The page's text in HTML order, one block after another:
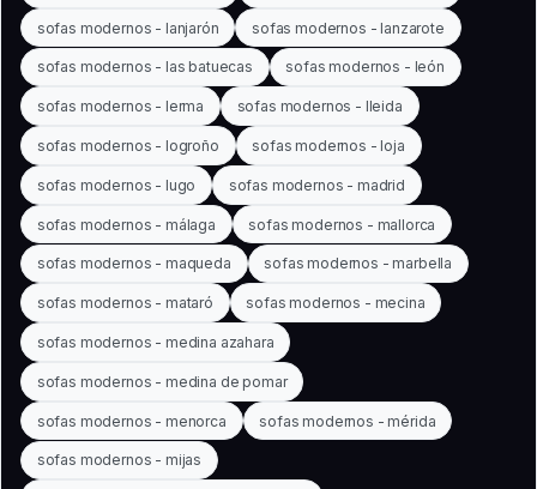
sofas modernos - lanjarón sofas modernos - lanzarote
sofas modernos - las batuecas sofas modernos - león
sofas modernos - lerma sofas modernos - lleida
sofas modernos - logroño sofas modernos - loja
sofas modernos - lugo sofas modernos - madrid
sofas modernos - málaga sofas modernos - mallorca
sofas modernos - maqueda sofas modernos - marbella
sofas modernos - mataró sofas modernos - mecina
sofas modernos - medina azahara
sofas modernos - medina de pomar
sofas modernos - menorca sofas modernos - mérida
sofas modernos - mijas